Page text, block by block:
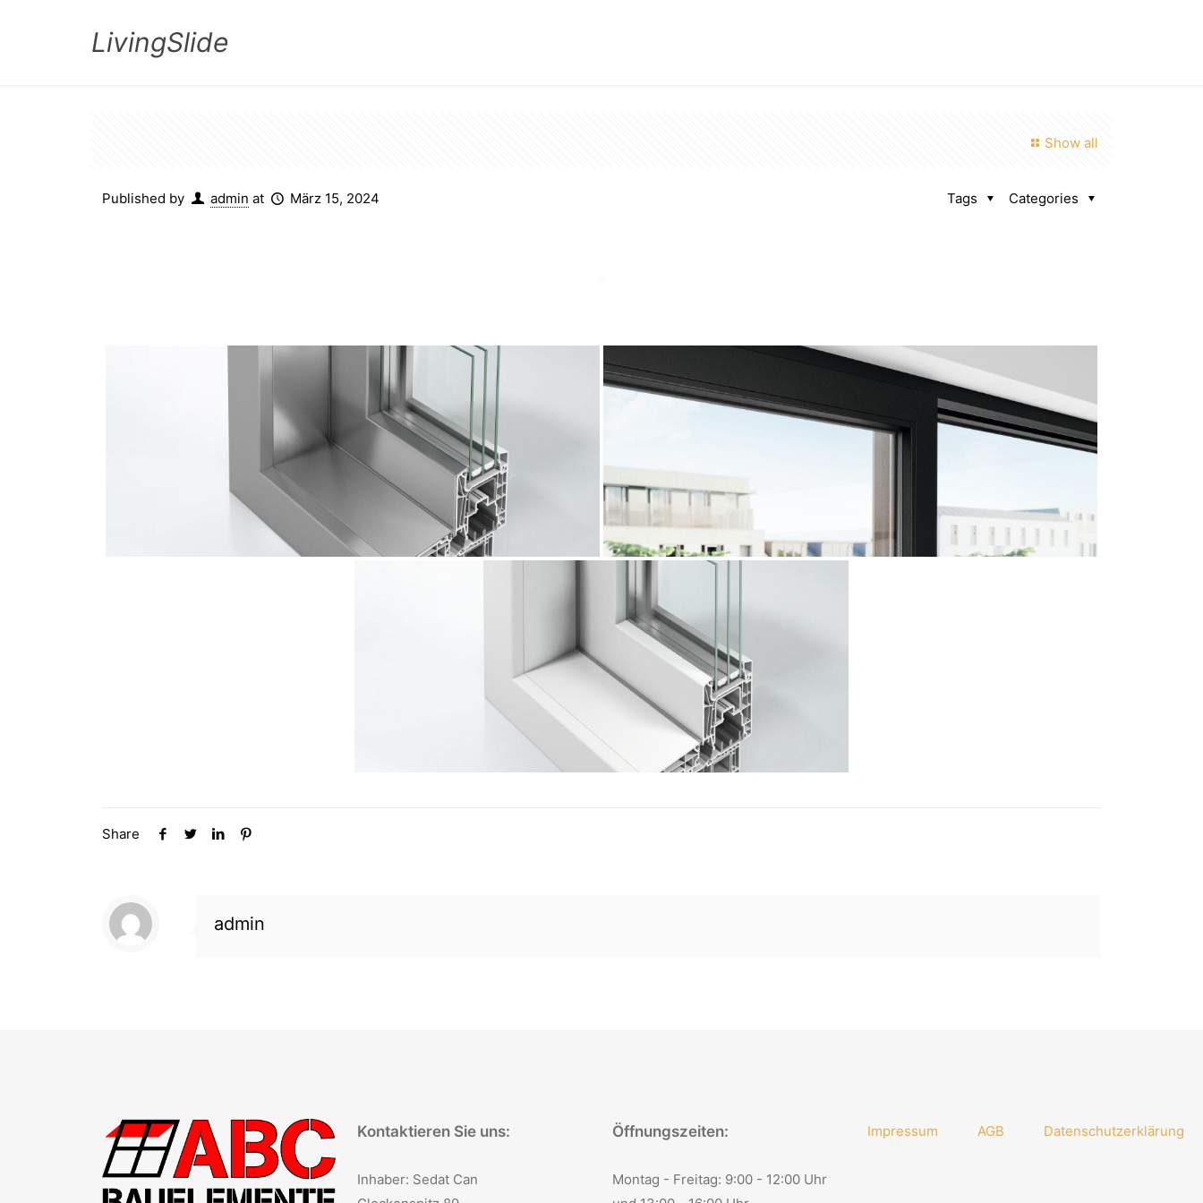
LivingSlide
Show all
Published by admin at März 15, 2024 Categories
Tags
Share
admin
Kontaktieren Sie uns:
Inhaber: Sedat Can
Öffnungszeiten:
Montag - Freitag: 9:00 - 12:00 Uhr
Impressum AGB Datenschutzerklärung